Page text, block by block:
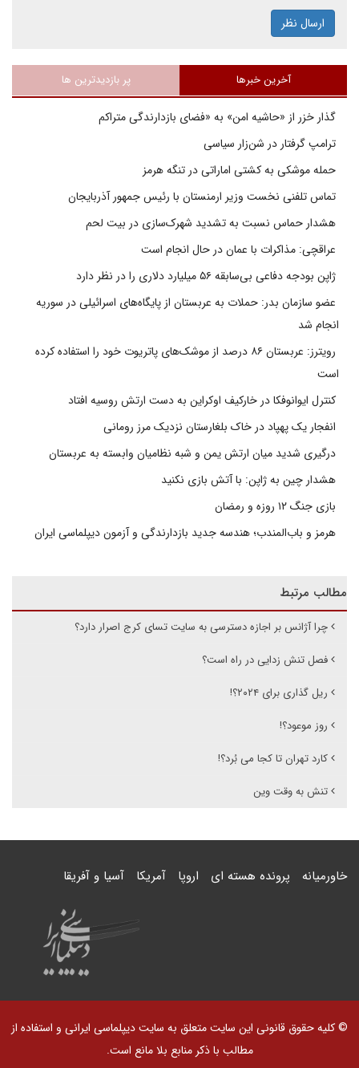
ارسال نظر
آخرین خبرها پر بازدیدترین ها
گذار خزر از «حاشیه امن» به «فضای بازدارندگی متراکم
ترامپ گرفتار در شن‌زار سیاسی
حمله موشکی به کشتی اماراتی در تنگه هرمز
تماس تلفنی نخست وزیر ارمنستان با رئیس جمهور آذربایجان
هشدار حماس نسبت به تشدید شهرک‌سازی در بیت‌ لحم
عراقچی: مذاکرات با عمان در حال انجام است
ژاپن بودجه دفاعی بی‌سابقه ۵۶ میلیارد دلاری را در نظر دارد
عضو سازمان بدر: حملات به عربستان از پایگاه‌های اسرائیلی در سوریه
انجام شد
رویترز: عربستان ۸۶ درصد از موشک‌های پاتریوت خود را استفاده کرده
است
کنترل ایوانوفکا در خارکیف اوکراین به دست ارتش روسیه افتاد
انفجار یک پهپاد در خاک بلغارستان نزدیک مرز رومانی
درگیری شدید میان ارتش یمن و شبه نظامیان وابسته به عربستان
هشدار چین به ژاپن: با آتش بازی نکنید
بازی جنگ ۱۲ روزه و رمضان
هرمز و باب‌المندب؛ هندسه جدید بازدارندگی و آزمون دیپلماسی ایران
مطالب مرتبط
چرا آژانس بر اجازه دسترسی به سایت تسای کرج اصرار دارد؟
فصل تنش زدایی در راه است؟
ریل گذاری برای ۲۰۲۴؟!
روز موعود؟!
کارد تهران تا کجا می بُرد؟!
تنش به وقت وین
خاورمیانه پرونده هسته ای اروپا آمریکا آسیا و آفریقا
© کلیه حقوق قانونی این سایت متعلق به سایت دیپلماسی ایرانی و استفاده از
مطالب با ذکر منابع بلا مانع است.